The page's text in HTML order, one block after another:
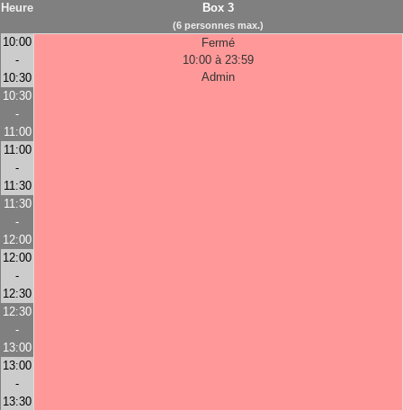
Heure Box 3
(6 personnes max.)
10:00
-
10:30
Fermé
10:00 à 23:59
Admin
10:30
-
11:00
11:00
-
11:30
11:30
-
12:00
12:00
-
12:30
12:30
-
13:00
13:00
-
13:30